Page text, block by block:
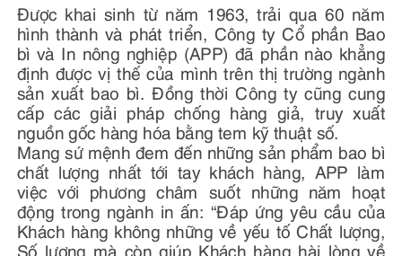
Được khai sinh từ năm 1963, trải qua 60 năm
hình thành và phát triển, Công ty Cổ phần Bao
bì và In nông nghiệp (APP) đã phần nào khẳng
định được vị thế của mình trên thị trường ngành
sản xuất bao bì. Đồng thời Công ty cũng cung
cấp các giải pháp chống hàng giả, truy xuất
nguồn gốc hàng hóa bằng tem kỹ thuật số.
Mang sứ mệnh đem đến những sản phẩm bao bì
chất lượng nhất tới tay khách hàng, APP làm
việc với phương châm suốt những năm hoạt
động trong ngành in ấn: “Đáp ứng yêu cầu của
Khách hàng không những về yếu tố Chất lượng,
Số lượng mà còn giúp Khách hàng hài lòng về